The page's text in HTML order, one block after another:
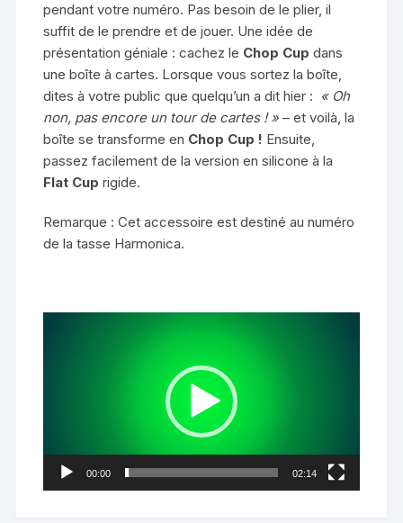
pendant votre numéro. Pas besoin de le plier, il
suffit de le prendre et de jouer. Une idée de
présentation géniale : cachez le Chop Cup dans
une boîte à cartes. Lorsque vous sortez la boîte,
dites à votre public que quelqu’un a dit hier : « Oh
non, pas encore un tour de cartes ! » – et voilà, la
boîte se transforme en Chop Cup ! Ensuite,
passez facilement de la version en silicone à la
Flat Cup rigide.
Remarque : Cet accessoire est destiné au numéro
de la tasse Harmonica.
00:00 02:14